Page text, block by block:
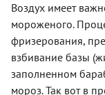
Воздух имеет
мороженого.
фризерования,
взбивание базы
заполненном
мороз. Так вот в